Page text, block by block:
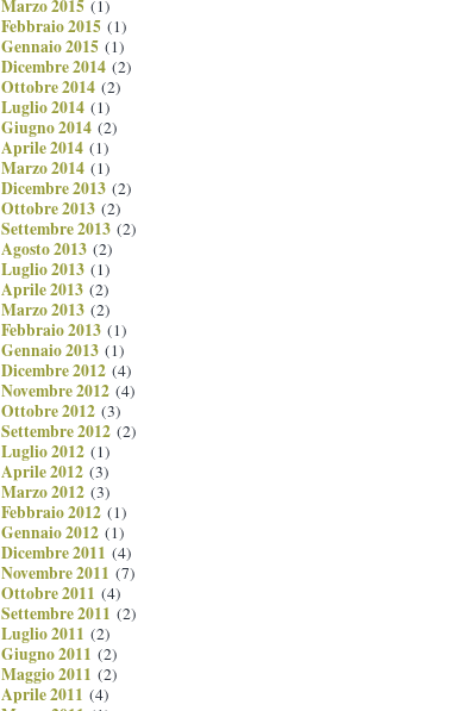
Marzo 2015 (1)
Febbraio 2015 (1)
Gennaio 2015 (1)
Dicembre 2014 (2)
Ottobre 2014 (2)
Luglio 2014 (1)
Giugno 2014 (2)
Aprile 2014 (1)
Marzo 2014 (1)
Dicembre 2013 (2)
Ottobre 2013 (2)
Settembre 2013 (2)
Agosto 2013 (2)
Luglio 2013 (1)
Aprile 2013 (2)
Marzo 2013 (2)
Febbraio 2013 (1)
Gennaio 2013 (1)
Dicembre 2012 (4)
Novembre 2012 (4)
Ottobre 2012 (3)
Settembre 2012 (2)
Luglio 2012 (1)
Aprile 2012 (3)
Marzo 2012 (3)
Febbraio 2012 (1)
Gennaio 2012 (1)
Dicembre 2011 (4)
Novembre 2011 (7)
Ottobre 2011 (4)
Settembre 2011 (2)
Luglio 2011 (2)
Giugno 2011 (2)
Maggio 2011 (2)
Aprile 2011 (4)